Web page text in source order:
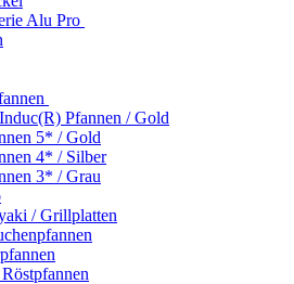
Alu Pro
Pfannen / Gold
5* / Gold
4* / Silber
3* / Grau
/ Grillplatten